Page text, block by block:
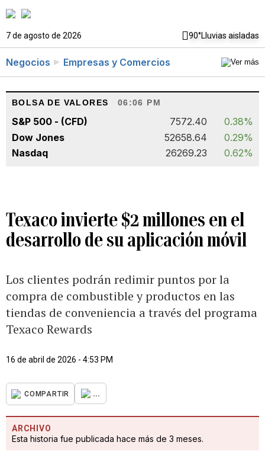
7 de agosto de 2026 90°Lluvias aisladas
Negocios Empresas y Comercios
BOLSA DE VALORES 06:06 PM
S&P 500 - (CFD) 7572.40
0.38%
Dow Jones
52658.64
0.29%
Nasdaq
26269.23 0.62%
Texaco invierte $2 millones en el
desarrollo de su aplicación móvil
Los clientes podrán redimir puntos por la
compra de combustible y productos en las
tiendas de conveniencia a través del programa
Texaco Rewards
16 de abril de 2026 - 4:53 PM
COMPARTIR ...
ARCHIVO
Esta historia fue publicada hace más de 3 meses.